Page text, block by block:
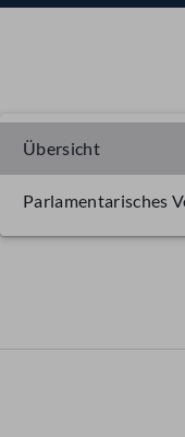
Übersicht
Parlamentarisches